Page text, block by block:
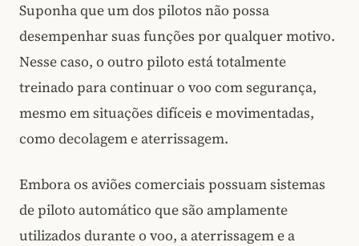
Suponha que um dos pilotos não possa
desempenhar suas funções por qualquer motivo.
Nesse caso, o outro piloto está totalmente
treinado para continuar o voo com segurança,
mesmo em situações difíceis e movimentadas,
como decolagem e aterrissagem.
Embora os aviões comerciais possuam sistemas
de piloto automático que são amplamente
utilizados durante o voo, a aterrissagem e a